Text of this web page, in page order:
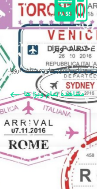
خدمات ویزا
کشور های مختلف اروپا.
مشاهده تمام ویزا ها